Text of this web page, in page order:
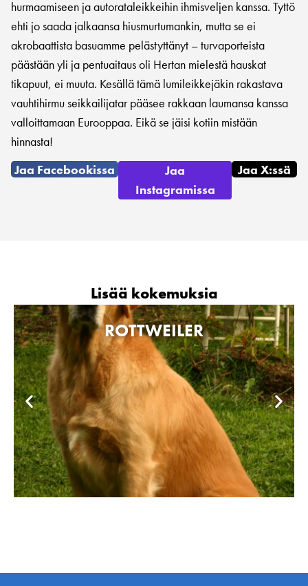
hurmaamiseen ja autorataleikkeihin ihmisveljen kanssa. Tyttö
ehti jo saada jalkaansa hiusmurtumankin, mutta se ei
akrobaattista basuamme pelästyttänyt – turvaporteista
päästään yli ja pentuaitaus oli Hertan mielestä hauskat
tikapuut, ei muuta. Kesällä tämä lumileikkejäkin rakastava
vauhtihirmu seikkailijatar pääsee rakkaan laumansa kanssa
valloittamaan Eurooppaa. Eikä se jäisi kotiin mistään
hinnasta!
Jaa Facebookissa
Jaa
Instagramissa
Jaa X:ssä
Lisää kokemuksia
ROTTWEILER